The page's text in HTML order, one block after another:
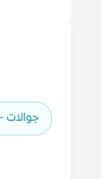
جوالات